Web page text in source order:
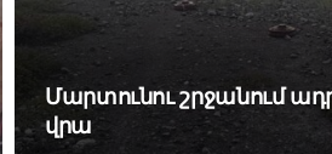
Մարտունու շրջանում
վրա